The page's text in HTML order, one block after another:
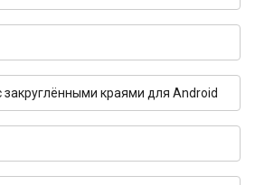
закруглёнными краями для Android